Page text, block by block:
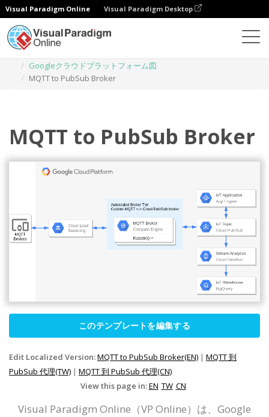
Visual Paradigm Online Visual Paradigm Desktop
Googleクラウドプラットフォーム図
MQTT to PubSub Broker
MQTT to PubSub Broker
このテンプレートを編集する
Edit Localized Version:MQTT to PubSub Broker(EN) | MQTT 到
PubSub 代理(TW) | MQTT 到 PubSub 代理(CN)
View this page in:EN TW CN
Visual Paradigm Online（VP Online）は、Google